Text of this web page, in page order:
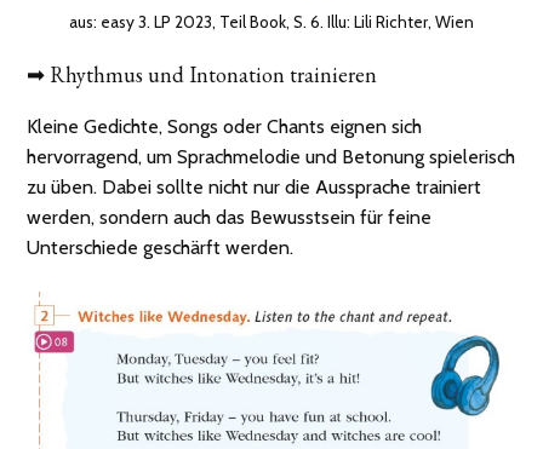
aus: easy 3. LP 2023, Teil Book, S. 6. Illu: Lili Richter, Wien
➡ Rhythmus und Intonation trainieren
Kleine Gedichte, Songs oder Chants eignen sich
hervorragend, um Sprachmelodie und Betonung spielerisch
zu üben. Dabei sollte nicht nur die Aussprache trainiert
werden, sondern auch das Bewusstsein für feine
Unterschiede geschärft werden.